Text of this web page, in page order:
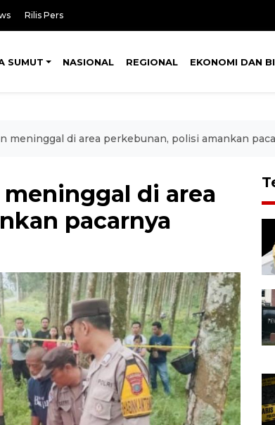
Rilis Pers
SUMUT NASIONAL REGIONAL EKONOMI DAN
meninggal di area perkebunan, polisi amankan
di area
pacarnya